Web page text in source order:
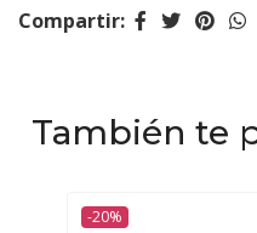
Compartir:
También te
-20%